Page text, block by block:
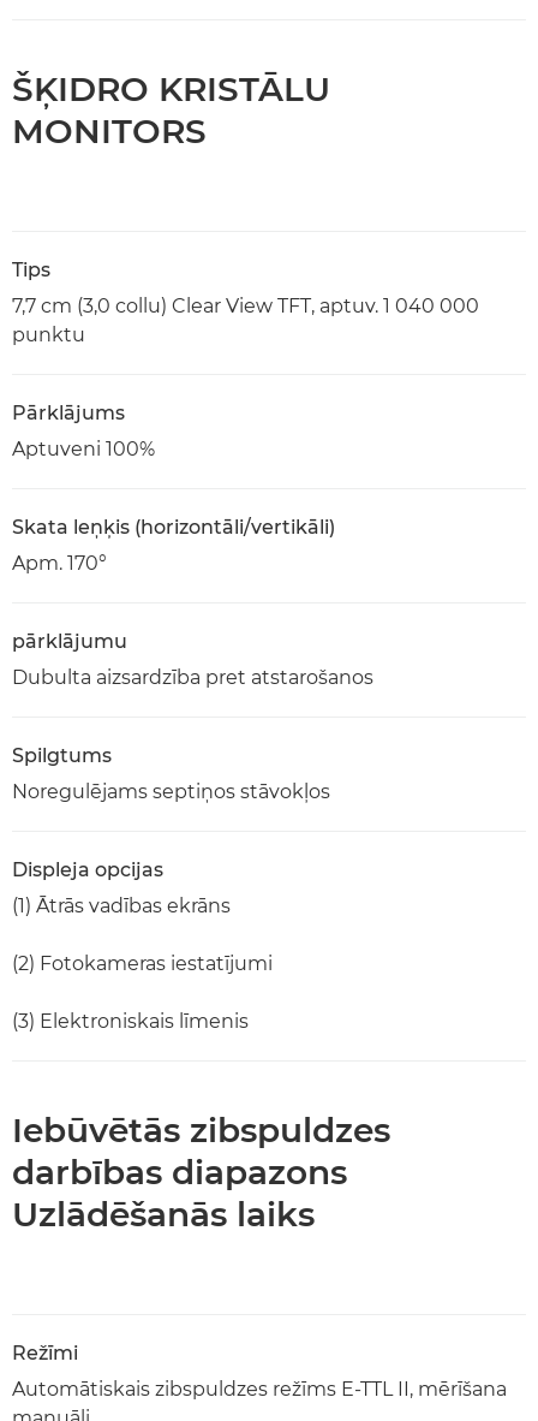
ŠĶIDRO KRISTĀLU
MONITORS
Tips
7,7 cm (3,0 collu) Clear View TFT, aptuv. 1 040 000
punktu
Pārklājums
Aptuveni 100%
Skata leņķis (horizontāli/vertikāli)
Apm. 170°
pārklājumu
Dubulta aizsardzība pret atstarošanos
Spilgtums
Noregulējams septiņos stāvokļos
Displeja opcijas
(1) Ātrās vadības ekrāns
(2) Fotokameras iestatījumi
(3) Elektroniskais līmenis
Iebūvētās zibspuldzes
darbības diapazons
Uzlādēšanās laiks
Režīmi
Automātiskais zibspuldzes režīms E-TTL II, mērīšana